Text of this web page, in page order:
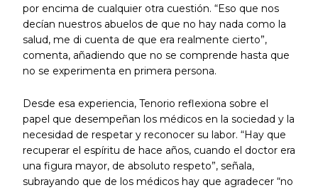
por encima de cualquier otra cuestión. “Eso que nos
decían nuestros abuelos de que no hay nada como la
salud, me di cuenta de que era realmente cierto”,
comenta, añadiendo que no se comprende hasta que
no se experimenta en primera persona.
Desde esa experiencia, Tenorio reflexiona sobre el
papel que desempeñan los médicos en la sociedad y la
necesidad de respetar y reconocer su labor. “Hay que
recuperar el espíritu de hace años, cuando el doctor era
una figura mayor, de absoluto respeto”, señala,
subrayando que de los médicos hay que agradecer “no